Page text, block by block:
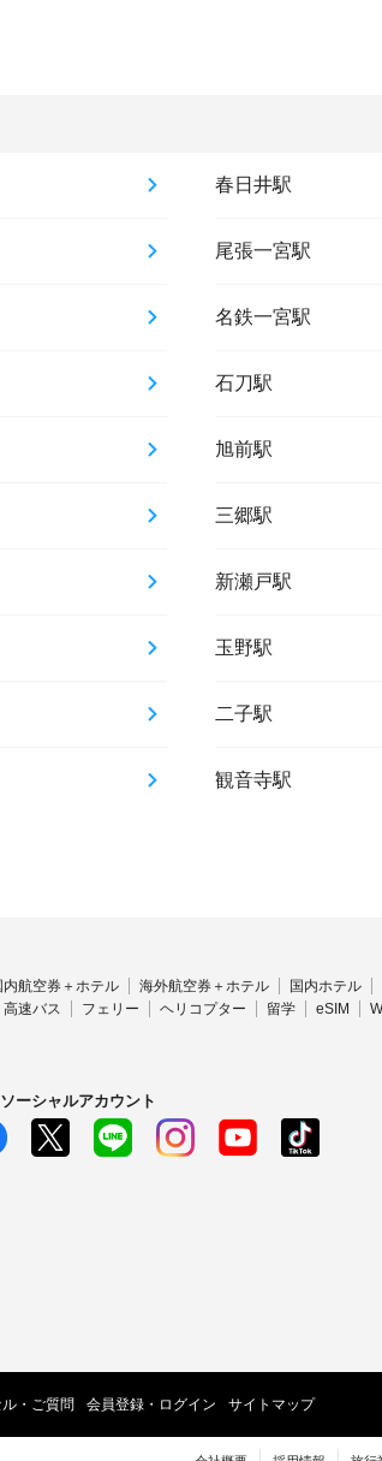
春日井駅
尾張一宮駅
名鉄一宮駅
石刀駅
旭前駅
三郷駅
新瀬戸駅
玉野駅
二子駅
観音寺駅